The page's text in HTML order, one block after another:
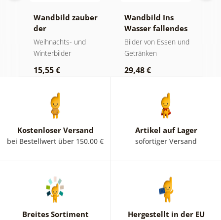
Wandbild zauber
der
weihnachtlichen
geschmäcker
Weihnachts- und
Winterbilder
15,55 €
Wandbild Ins
Wasser fallendes
Obst
Bilder von Essen und
Getränken
29,48 €
Kostenloser Versand
bei Bestellwert über 150.00 €
Artikel auf Lager
sofortiger Versand
Breites Sortiment Hergestellt in der EU